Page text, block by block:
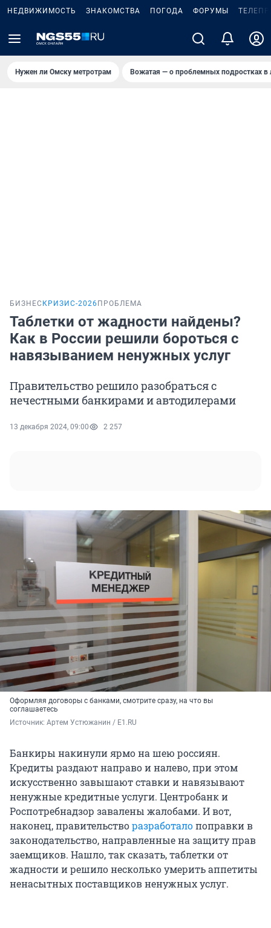
НЕДВИЖИМОСТЬ ЗНАКОМСТВА ПОГОДА ФОРУМЫ
Нужен ли Омску метротрам Вожатая — о проблемных подростках в
БИЗНЕС КРИЗИС-2026 ПРОБЛЕМА
Таблетки от жадности найдены?
Как в России решили бороться с
навязыванием ненужных услуг
Правительство решило разобраться с
нечестными банкирами и автодилерами
13 декабря 2024, 09:00 2 257
Оформляя договоры с банками, смотрите сразу, на что вы
соглашаетесь
Источник: Артем Устюжанин / E1.RU
Банкиры накинули ярмо на шею россиян.
Кредиты раздают направо и налево, при этом
искусственно завышают ставки и навязывают
ненужные кредитные услуги. Центробанк и
Роспотребнадзор завалены жалобами. И вот,
наконец, правительстворазработалопоправки в
законодательство, направленные на защиту прав
заемщиков. Нашло, так сказать, таблетки от
жадности и решило несколько умерить аппетиты
ненасытных поставщиков ненужных услуг.